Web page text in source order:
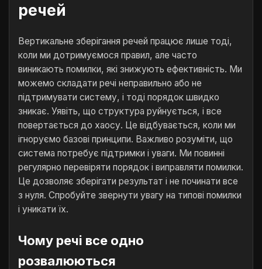
речей
Вертикальне зберігання речей працює лише тоді,
коли ми дотримуємося правил, але часто
виникають помилки, які знижують ефективність. Ми
можемо складати речі неправильно або не
підтримувати систему, і тоді порядок швидко
зникає. Уявіть, що структура руйнується, і все
повертається до хаосу. Це відбувається, коли ми
ігноруємо базові принципи. Важливо розуміти, що
система потребує підтримки і уваги. Ми повинні
регулярно перевіряти порядок і виправляти помилки.
Це дозволяє зберігати результат і не починати все
з нуля. Спробуйте звернути увагу на типові помилки
і уникати їх.
Чому речі все одно
розвалюються